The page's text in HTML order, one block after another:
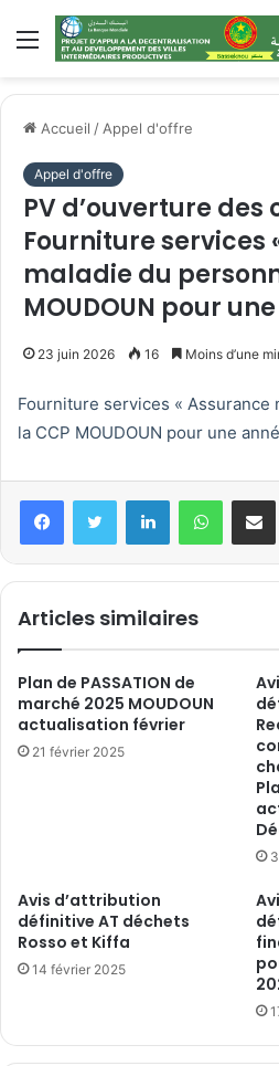
Menu
Accueil / Appel d'offre
Appel d'offre
PV d’ouverture des
Fourniture services
maladie du
MOUDOUN pour
23 juin 2026 16 Moins d’une
Fourniture services « Assurance
la CCP MOUDOUN pour une
Articles similaires
Plan de PASSATION de
marché 2025 MOUDOUN
actualisation février
21 février 2025
Avis d’attribution
définitive AT déchets
Rosso et Kiffa
14 février 2025